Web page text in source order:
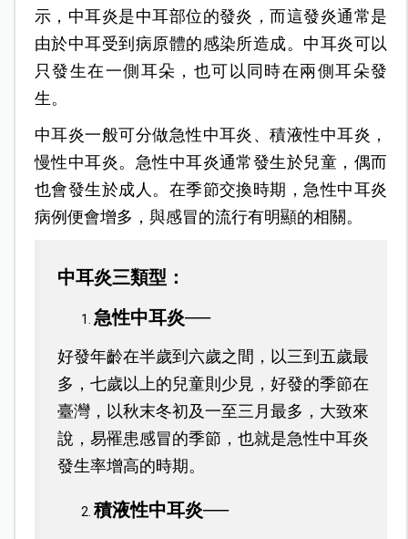
示，中耳炎是中耳部位的發炎，而這發炎通常是
由於中耳受到病原體的感染所造成。中耳炎可以
只發生在一側耳朵，也可以同時在兩側耳朵發
生。
中耳炎一般可分做急性中耳炎、積液性中耳炎，
慢性中耳炎。急性中耳炎通常發生於兒童，偶而
也會發生於成人。在季節交換時期，急性中耳炎
病例便會增多，與感冒的流行有明顯的相關。
中耳炎三類型：
急性中耳炎──
好發年齡在半歲到六歲之間，以三到五歲最
多，七歲以上的兒童則少見，好發的季節在
臺灣，以秋末冬初及一至三月最多，大致來
說，易罹患感冒的季節，也就是急性中耳炎
發生率增高的時期。
積液性中耳炎──